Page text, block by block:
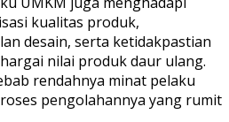
kualitas produk,
desain, serta ketidakpastian
nilai produk daur ulang.
rendahnya minat pelaku
pengolahannya yang rumit